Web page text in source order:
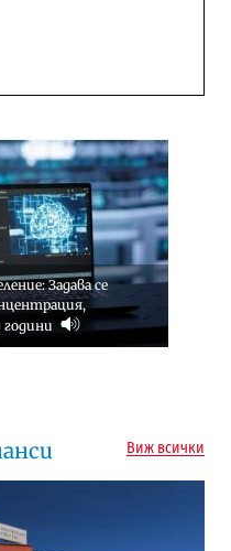
Задава се
Виж всички